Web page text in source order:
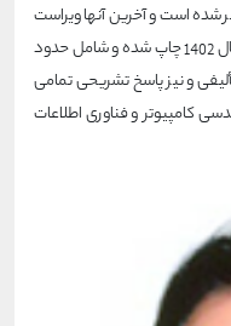
شده است و آخرین آنها ویراست
چهارم است. ویراست چهارم در دهم تیرماه سال 1402 چاپ شده و شامل حدود
و نیز پاسخ تشریحی تمامی
کامپیوتر و فناوری اطلاعات